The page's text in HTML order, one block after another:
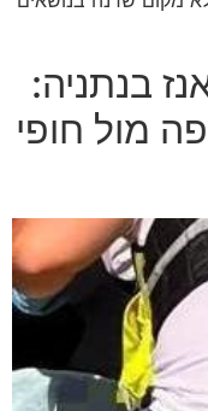
בנתניה:
מול חופי